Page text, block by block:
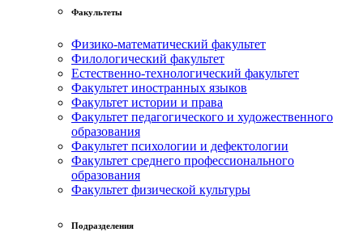
Факультеты
Физико-математический факультет
Филологический факультет
Естественно-технологический факультет
Факультет иностранных языков
Факультет истории и права
Факультет педагогического и художественного
образования
Факультет психологии и дефектологии
Факультет среднего профессионального
образования
Факультет физической культуры
Подразделения